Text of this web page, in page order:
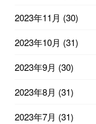
2023年11月 (30)
2023年10月 (31)
2023年9月 (30)
2023年8月 (31)
2023年7月 (31)